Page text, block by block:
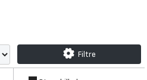
Filtre